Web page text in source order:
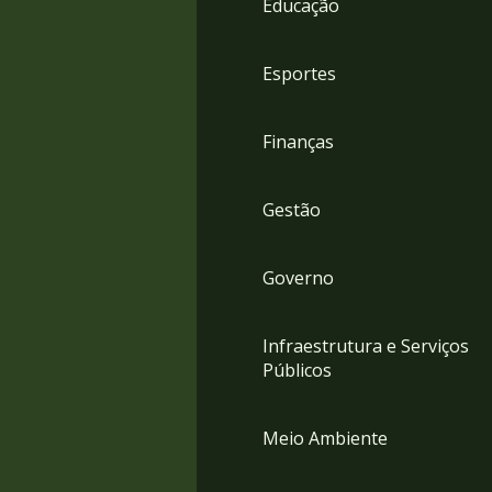
Educação
Esportes
Finanças
Gestão
Governo
Infraestrutura e Serviços
Públicos
Meio Ambiente